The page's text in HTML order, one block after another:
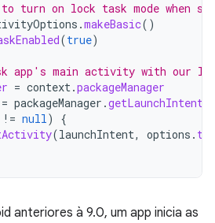
turn on lock task mode when
.makeBasic()
(true)
app's main activity with our
= context.packageManager
= packageManager .
!= null)
{
(launchIntent, options .
anteriores à 9.0, um app inicia as